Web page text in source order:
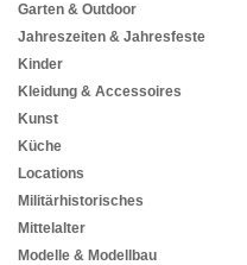
Garten & Outdoor
Jahreszeiten & Jahresfeste
Kinder
Kleidung & Accessoires
Kunst
Küche
Locations
Militärhistorisches
Mittelalter
Modelle & Modellbau